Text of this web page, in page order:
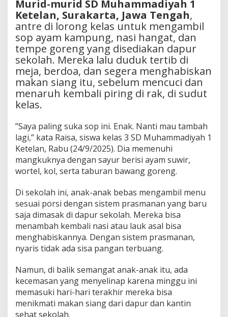
Murid-murid SD Muhammadiyah 1
Ketelan, Surakarta, Jawa Tengah,
antre di lorong kelas untuk mengambil
sop ayam kampung, nasi hangat, dan
tempe goreng yang disediakan dapur
sekolah. Mereka lalu duduk tertib di
meja, berdoa, dan segera menghabiskan
makan siang itu, sebelum mencuci dan
menaruh kembali piring di rak, di sudut
kelas.
”Saya paling suka sop ini. Enak. Nanti mau tambah
lagi,” kata Raisa, siswa kelas 3 SD Muhammadiyah 1
Ketelan, Rabu (24/9/2025). Dia memenuhi
mangkuknya dengan sayur berisi ayam suwir,
wortel, kol, serta taburan bawang goreng.
Di sekolah ini, anak-anak bebas mengambil menu
sesuai porsi dengan sistem prasmanan yang baru
saja dimasak di dapur sekolah. Mereka bisa
menambah kembali nasi atau lauk asal bisa
menghabiskannya. Dengan sistem prasmanan,
nyaris tidak ada sisa pangan terbuang.
Namun, di balik semangat anak-anak itu, ada
kecemasan yang menyelinap karena minggu ini
memasuki hari-hari terakhir mereka bisa
menikmati makan siang dari dapur dan kantin
sehat sekolah.